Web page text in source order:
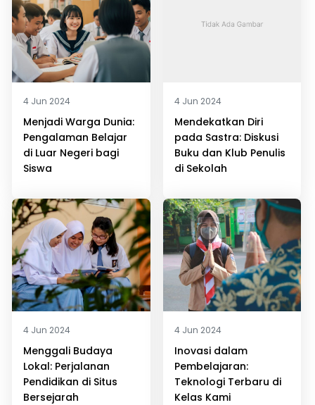
4 Jun 2024
Menjadi Warga Dunia:
Pengalaman Belajar
di Luar Negeri bagi
Siswa
4 Jun 2024
Mendekatkan Diri
pada Sastra: Diskusi
Buku dan Klub Penulis
di Sekolah
4 Jun 2024
Menggali Budaya
Lokal: Perjalanan
Pendidikan di Situs
Bersejarah
4 Jun 2024
Inovasi dalam
Pembelajaran:
Teknologi Terbaru di
Kelas Kami